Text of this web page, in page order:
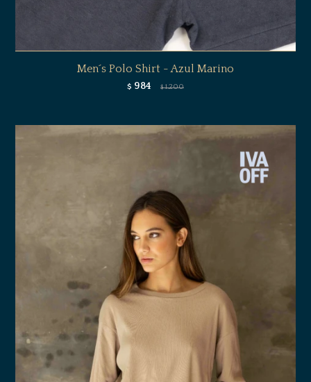
Men´s Polo Shirt - Azul Marino
$ 984 $ 1.200